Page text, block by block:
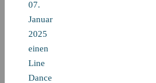
07.
Januar
2025
einen
Line
Dance